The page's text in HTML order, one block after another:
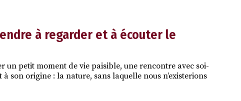
à regarder et à écouter le
un petit moment de vie paisible, une rencontre avec soi-
son origine : la nature, sans laquelle nous n’existerions